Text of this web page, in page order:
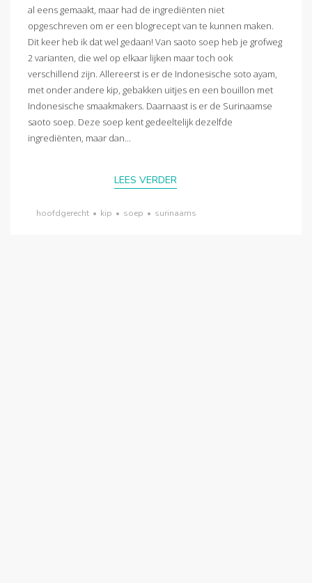
al eens gemaakt, maar had de ingrediënten niet
opgeschreven om er een blogrecept van te kunnen maken.
Dit keer heb ik dat wel gedaan! Van saoto soep heb je grofweg
2 varianten, die wel op elkaar lijken maar toch ook
verschillend zijn. Allereerst is er de Indonesische soto ayam,
met onder andere kip, gebakken uitjes en een bouillon met
Indonesische smaakmakers. Daarnaast is er de Surinaamse
saoto soep. Deze soep kent gedeeltelijk dezelfde
ingrediënten, maar dan...
LEES VERDER
hoofdgerecht • kip • soep • surinaams